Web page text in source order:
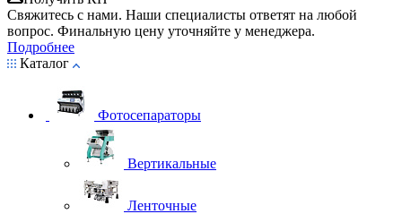
Свяжитесь с нами. Наши специалисты ответят на любой
вопрос. Финальную цену уточняйте у менеджера.
Подробнее
Каталог
Фотосепараторы
Вертикальные
Ленточные